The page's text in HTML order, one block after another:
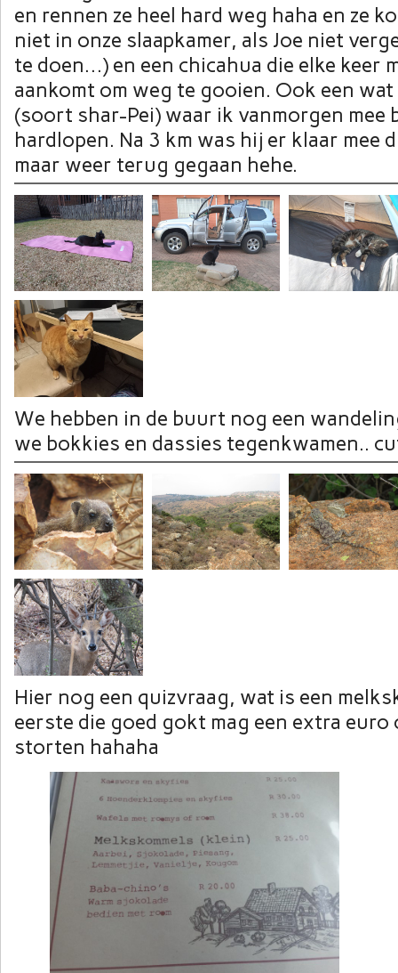
en rennen ze heel hard weg haha en ze
niet in onze slaapkamer, als Joe niet
te doen…) en een chicahua die elke keer
aankomt om weg te gooien. Ook een
(soort shar-Pei) waar ik vanmorgen mee
hardlopen. Na 3 km was hij er klaar mee
maar weer terug gegaan hehe.
We hebben in de buurt nog een
we bokkies en dassies tegenkwamen..
Hier nog een quizvraag, wat is een
eerste die goed gokt mag een extra euro
storten hahaha